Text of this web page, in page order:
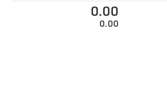
0.00
0.00